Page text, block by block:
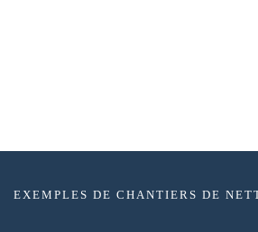
EXEMPLES DE CHANTIERS DE